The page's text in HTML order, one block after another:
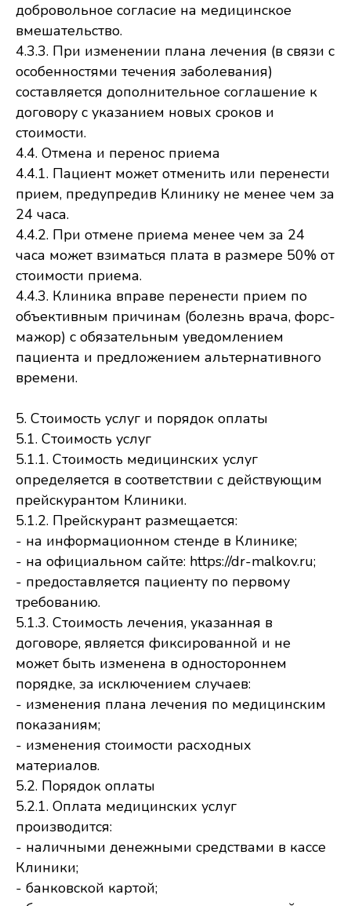
добровольное согласие на медицинское
вмешательство.
4.3.3. При изменении плана лечения (в связи с
особенностями течения заболевания)
составляется дополнительное соглашение к
договору с указанием новых сроков и
стоимости.
4.4. Отмена и перенос приема
4.4.1. Пациент может отменить или перенести
прием, предупредив Клинику не менее чем за
24 часа.
4.4.2. При отмене приема менее чем за 24
часа может взиматься плата в размере 50% от
стоимости приема.
4.4.3. Клиника вправе перенести прием по
объективным причинам (болезнь врача, форс-
мажор) с обязательным уведомлением
пациента и предложением альтернативного
времени.
5. Стоимость услуг и порядок оплаты
5.1. Стоимость услуг
5.1.1. Стоимость медицинских услуг
определяется в соответствии с действующим
прейскурантом Клиники.
5.1.2. Прейскурант размещается:
- на информационном стенде в Клинике;
- на официальном сайте: https://dr-malkov.ru;
- предоставляется пациенту по первому
требованию.
5.1.3. Стоимость лечения, указанная в
договоре, является фиксированной и не
может быть изменена в одностороннем
порядке, за исключением случаев:
- изменения плана лечения по медицинским
показаниям;
- изменения стоимости расходных
материалов.
5.2. Порядок оплаты
5.2.1. Оплата медицинских услуг
производится:
- наличными денежными средствами в кассе
Клиники;
- банковской картой;